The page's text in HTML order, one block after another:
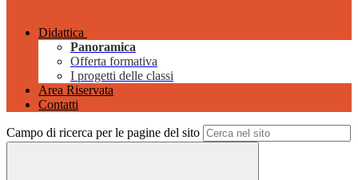
Didattica
Panoramica
Offerta formativa
I progetti delle classi
Area Riservata
Contatti
Campo di ricerca per le pagine del sito